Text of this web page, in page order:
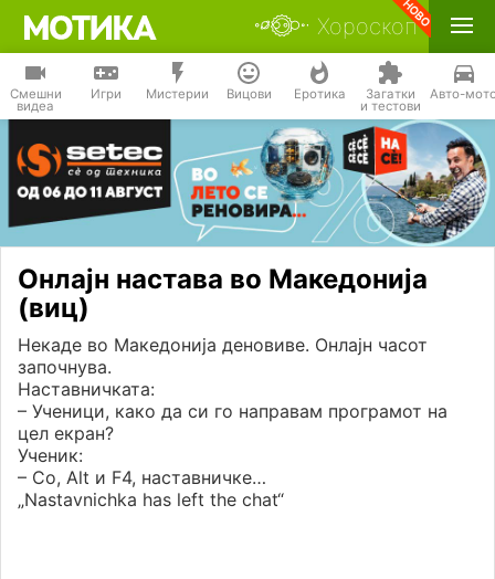
Хороскоп
Смешни
видеа
Игри Мистерии Вицови Еротика Загатки
и тестови
Авто-
Онлајн настава во Македонија
(виц)
Некаде во Македонија деновиве. Онлајн часот
започнува.
Наставничката:
– Ученици, како да си го направам програмот на
цел екран?
Ученик:
– Со, Alt и F4, наставничке…
„Nastavnichka has left the chat“